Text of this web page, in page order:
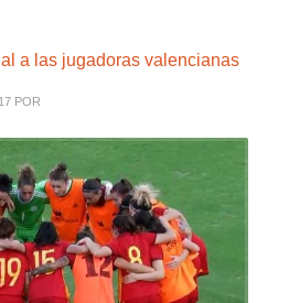
a las jugadoras valencianas
POR